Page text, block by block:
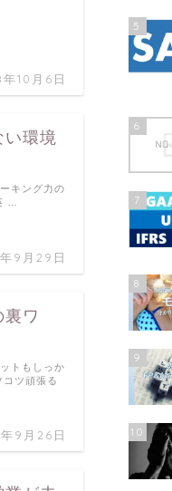
10月6日
い環境
9月29日
キング力の
…
ワ
9月26日
トもしっか
ツ頑張る
5
6
7
8
9
10